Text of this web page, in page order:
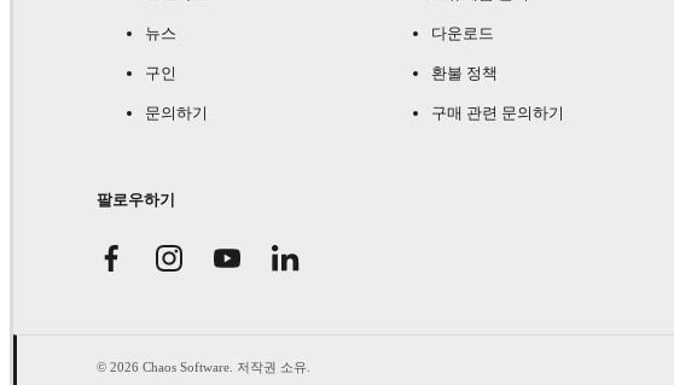
뉴스
구인
문의하기
다운로드
환불 정책
구매 관련 문의하기
팔로우하기
© 2026 Chaos Software. 저작권 소유.